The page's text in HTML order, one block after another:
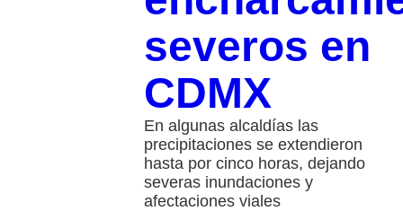
severos en
CDMX
En algunas alcaldías las
precipitaciones se extendieron
hasta por cinco horas, dejando
severas inundaciones y
afectaciones viales